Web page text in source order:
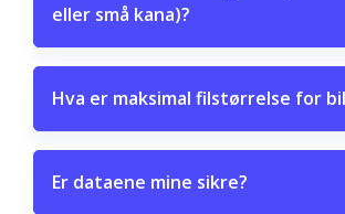
eller små kana)?
Hva er maksimal filstørrelse for
Er dataene mine sikre?